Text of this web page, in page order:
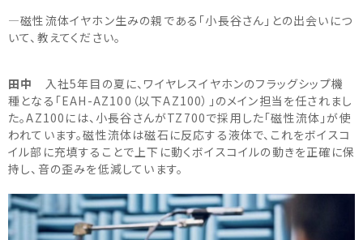
―磁性流体イヤホン生みの親である「小長谷さん」との出会いにつ
いて、教えてください。
田中
入社5年目の夏に、ワイヤレスイヤホンのフラッグシップ機
種となる「EAH-AZ100（以下AZ100）」のメイン担当を任されまし
た。AZ100には、小長谷さんがTZ700で採用した「磁性流体」が使
われています。磁性流体は磁石に反応する液体で、これをボイスコ
イル部に充填することで上下に動くボイスコイルの動きを正確に保
持し、音の歪みを低減しています。